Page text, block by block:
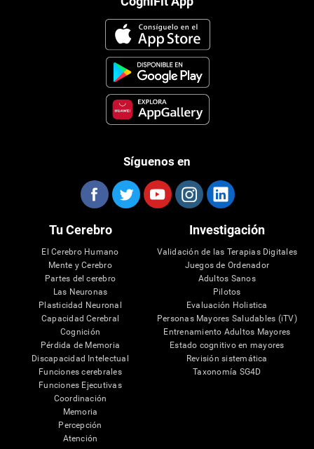
Síguenos en
Tu Cerebro
El Cerebro Humano
Mente y Cerebro
Partes del cerebro
Las Neuronas
Plasticidad Neuronal
Capacidad Cerebral
Cognición
Pérdida de Memoria
Discapacidad Intelectual
Funciones cerebrales
Funciones Ejecutivas
Coordinación
Memoria
Percepción
Atención
Investigación
Validación de las Terapias Digitales
Juegos de Ordenador
Adultos Sanos
Pilotos
Evaluación Holistica
Personas Mayores Saludables (iTV)
Entrenamiento Adultos Mayores
Estado cognitivo en mayores
Revisión sistemática
Taxonomía SG4D